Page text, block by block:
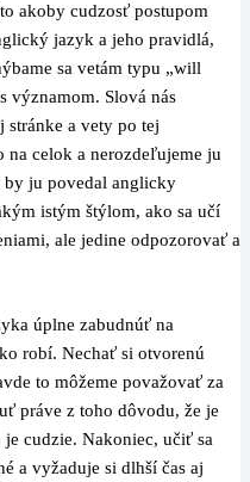
akoby cudzosť postupom
jazyk a jeho pravidlá,
sa vetám typu „will
významom. Slová nás
a vety po tej
na celok a nerozdeľujeme ju
by ju povedal anglicky
istým štýlom, ako sa učí
ale jedine odpozorovať a
úplne zabudnúť na
robí. Nechať si otvorenú
to môžeme považovať za
práve z toho dôvodu, že je
cudzie. Nakoniec, učiť sa
a vyžaduje si dlhší čas aj